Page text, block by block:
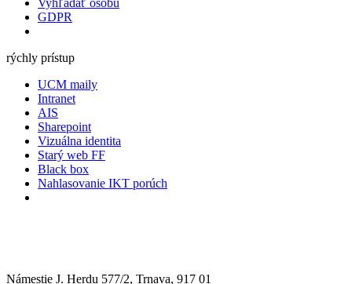
GDPR
rýchly prístup
UCM maily
Intranet
AIS
Sharepoint
Vizuálna identita
Starý web FF
Black box
Nahlasovanie IKT porúch
Námestie J. Herdu 577/2, Trnava, 917 01